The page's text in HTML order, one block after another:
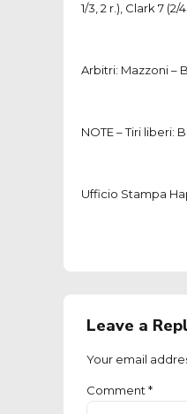
1/3, 2 r.), Clark 7
Arbitri: Mazzoni –
NOTE – Tiri liberi:
Ufficio Stampa
Leave a
Your email
Comment *